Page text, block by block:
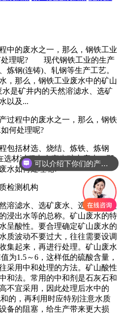
中的废水之一，那么，钢铁工业
处理呢? 现代钢铁工业的生产
炼钢(连铸)、轧钢等生产工艺。
，那么，钢铁工业废水中的矿山
是矿井内的天然溶滤水、选矿
以及...
程中的废水之一，那么，钢铁
何处理呢?
括材选、烧结、炼铁、炼钢
选材过程中会产生矿山废水，那
水如何处理呢?
滤水、选矿废水、选矿废渣堤
浸出水等的总称。矿山废水的特
呈酸性。要合理确定矿山废水的
质波动不要过大，往往需要设调
集起来，再进行处理。矿山废水
为1.5～6，这样低的硫酸含量，
采用中和处理的方法。矿山酸性
和法。常用的中和剂是石灰石和
不宜采用，因此处理后水中的
的，再利用时应特别注意水质
备的阻塞，给生产带来更大损
可以介绍下你们的产品么